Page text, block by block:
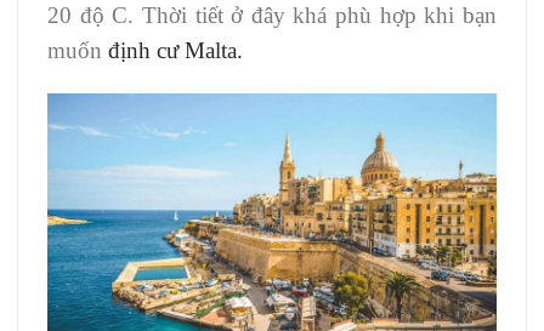
20 độ C. Thời tiết ở đây khá phù hợp khi bạn
muốn định cư Malta.